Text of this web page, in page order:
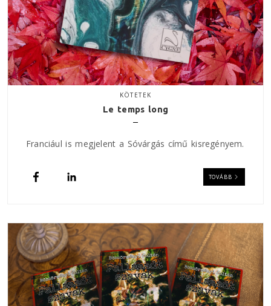
KÖTETEK
Le temps long
Franciául is megjelent a Sóvárgás című kisregényem.
TOVÁBB